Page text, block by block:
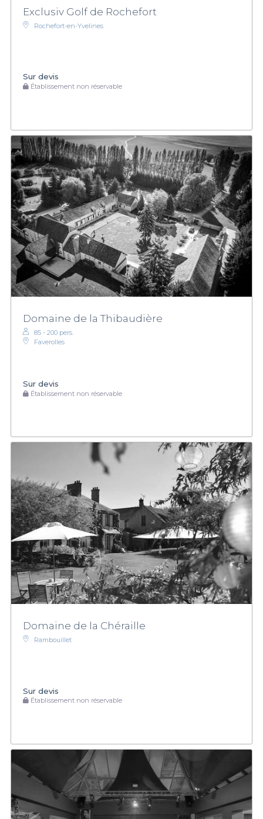
Exclusiv Golf de Rochefort
Rochefort-en-Yvelines
Sur devis
Établissement non réservable
Domaine de la Thibaudière
85 - 200 pers.
Faverolles
Sur devis
Établissement non réservable
Domaine de la Chéraille
Rambouillet
Sur devis
Établissement non réservable